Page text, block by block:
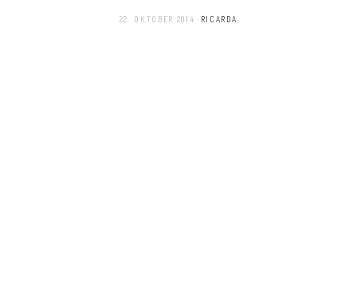
22. OKTOBER 2014 RICARDA